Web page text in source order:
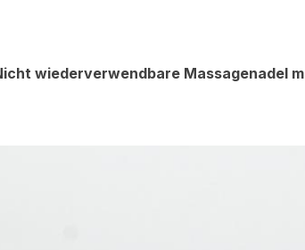
wiederverwendbare Massagenadel